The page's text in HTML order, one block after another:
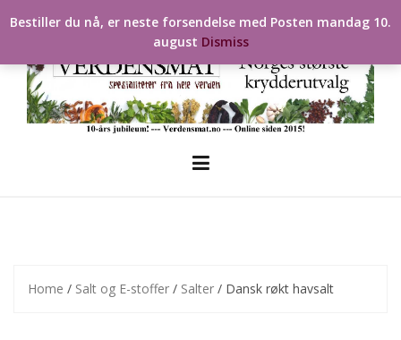
to
Home / Salt og E-stoffer / Salter / Dansk røkt havsalt
Bestiller du nå, er neste forsendelse med Posten mandag 10.
august Dismiss